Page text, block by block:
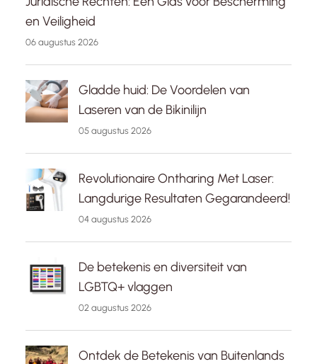
en Veiligheid
06 augustus 2026
Gladde huid: De Voordelen van
Laseren van de Bikinilijn
05 augustus 2026
Revolutionaire Ontharing Met Laser:
Langdurige Resultaten Gegarandeerd!
04 augustus 2026
De betekenis en diversiteit van
LGBTQ+ vlaggen
02 augustus 2026
Ontdek de Betekenis van Buitenlands